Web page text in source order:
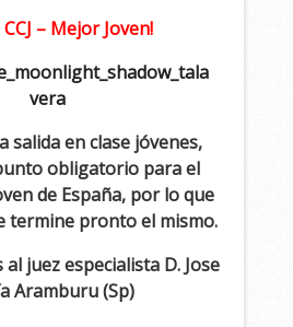
CCJ – Mejor Joven!
salida en clase jóvenes,
obligatorio para el
de España, por lo que
termine pronto el mismo.
juez especialista D. Jose
Aramburu (Sp)